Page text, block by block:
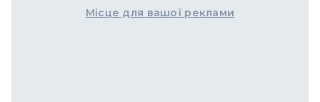
Місце для вашої реклами